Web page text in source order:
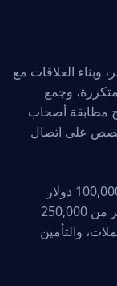
وبناء العلاقات مع
وجمع
مطابقة أصحاب
على اتصال
تتراوح تكاليف تطوير منصات المتبرعين من 100,000 دولار
لتطبيقات التبرع عبر الهاتف المحمول إلى أكثر من 250,000
والتأمين